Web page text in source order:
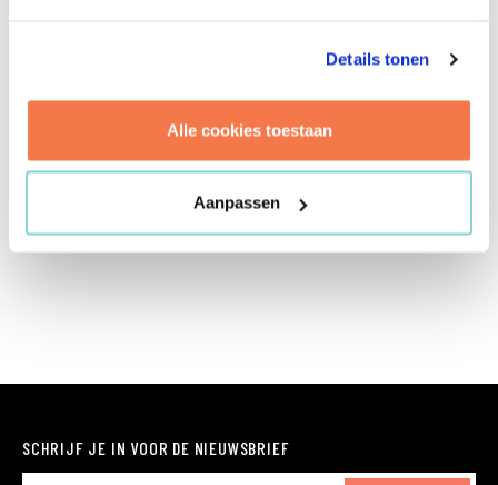
Details tonen
Alle cookies toestaan
Aanpassen
vastgoed. Een belangrijke kans ligt er voor
gebiedsgerichte maatregelen op de grote
terreinen. Dit alles bundelen we in één
specifieke maatregelen. Zodat Defensie precies
weet welke verduurzamingsopgave haar te
wachten staat.
SCHRIJF JE IN VOOR DE NIEUWSBRIEF